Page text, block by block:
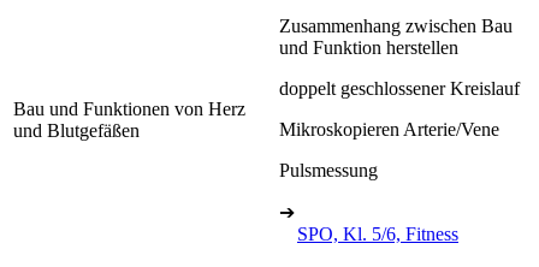
Bau und Funktionen von Herz
und Blutgefäßen
Zusammenhang zwischen Bau
und Funktion herstellen
doppelt geschlossener Kreislauf
Mikroskopieren Arterie/Vene
Pulsmessung
➔
SPO, Kl. 5/6, Fitness